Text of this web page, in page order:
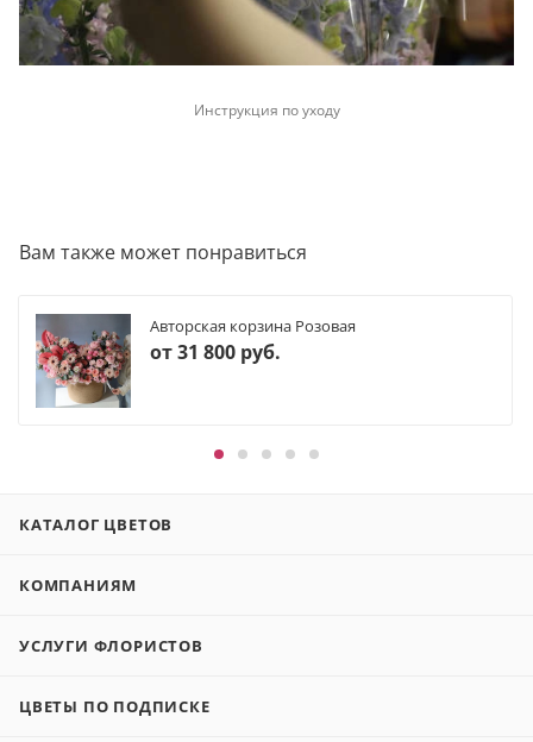
Инструкция по уходу
Вам также может понравиться
Авторская корзина Розовая
от31 800 руб.
КАТАЛОГ ЦВЕТОВ
КОМПАНИЯМ
УСЛУГИ ФЛОРИСТОВ
ЦВЕТЫ ПО ПОДПИСКЕ